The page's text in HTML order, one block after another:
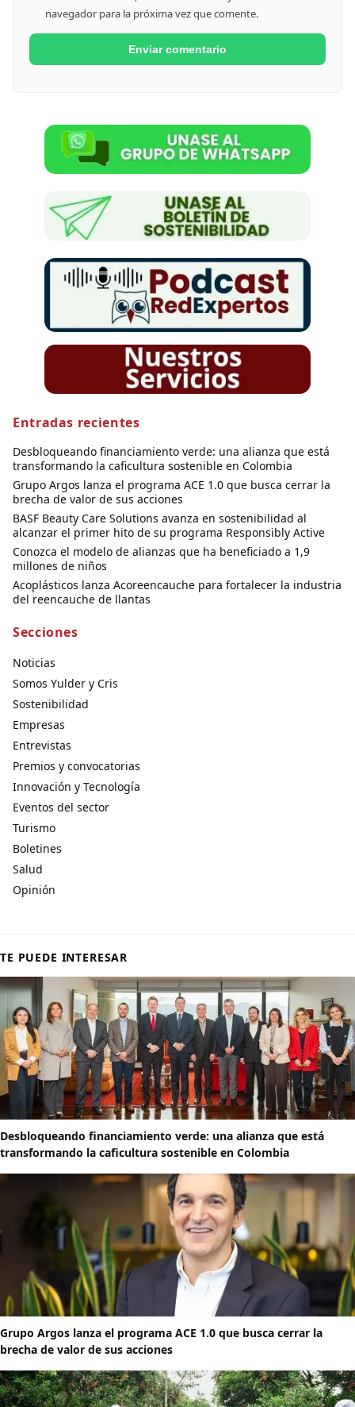
navegador para la próxima vez que comente.
Entradas recientes
Desbloqueando financiamiento verde: una alianza que está
transformando la caficultura sostenible en Colombia
Grupo Argos lanza el programa ACE 1.0 que busca cerrar la
brecha de valor de sus acciones
BASF Beauty Care Solutions avanza en sostenibilidad al
alcanzar el primer hito de su programa Responsibly Active
Conozca el modelo de alianzas que ha beneficiado a 1,9
millones de niños
Acoplásticos lanza Acoreencauche para fortalecer la industria
del reencauche de llantas
Secciones
Noticias
Somos Yulder y Cris
Sostenibilidad
Empresas
Entrevistas
Premios y convocatorias
Innovación y Tecnología
Eventos del sector
Turismo
Boletines
Salud
Opinión
TE PUEDE INTERESAR
Desbloqueando financiamiento verde: una alianza que está
transformando la caficultura sostenible en Colombia
Grupo Argos lanza el programa ACE 1.0 que busca cerrar la
brecha de valor de sus acciones